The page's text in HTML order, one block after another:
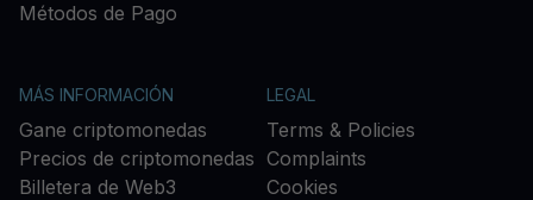
Métodos de Pago
MÁS INFORMACIÓN
Gane criptomonedas
Precios de criptomonedas
Billetera de Web3
LEGAL
Terms & Policies
Complaints
Cookies